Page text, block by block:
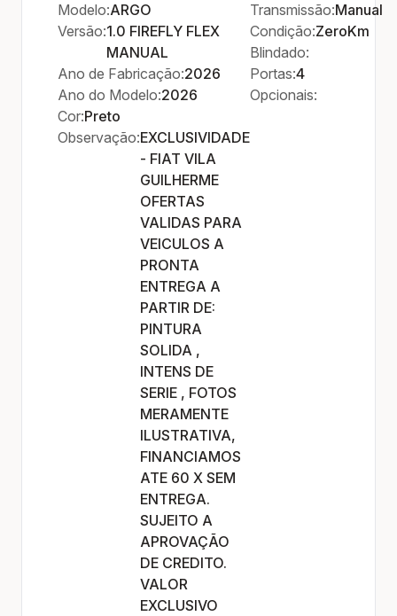
Modelo:ARGO
Versão:1.0 FIREFLY FLEX
MANUAL
Ano de Fabricação:2026
Ano do Modelo:2026
Cor:Preto
Observação:EXCLUSIVIDADE
- FIAT VILA
GUILHERME
OFERTAS
VALIDAS PARA
VEICULOS A
PRONTA
ENTREGA A
PARTIR DE:
PINTURA
SOLIDA ,
INTENS DE
SERIE , FOTOS
MERAMENTE
ILUSTRATIVA,
FINANCIAMOS
ATE 60 X SEM
ENTREGA.
SUJEITO A
APROVAÇÃO
DE CREDITO.
VALOR
EXCLUSIVO
Transmissão:Manual
Condição:ZeroKm
Blindado:
Portas:4
Opcionais: